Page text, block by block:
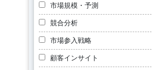
市場規模・予測
競合分析
市場参入戦略
顧客インサイト